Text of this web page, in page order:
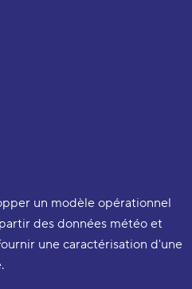
un modèle opérationnel
des données météo et
une caractérisation d'une